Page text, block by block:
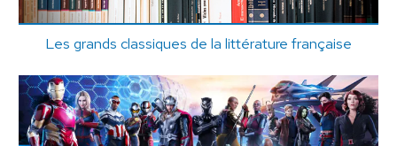
Les grands classiques de la littérature française